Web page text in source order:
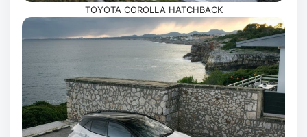
TOYOTA COROLLA HATCHBACK